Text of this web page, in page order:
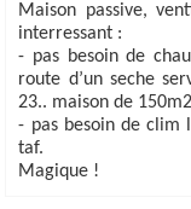
Maison passive,
interressant :
- pas besoin de
route d’un seche
23.. maison de
- pas besoin de clim
taf.
Magique !